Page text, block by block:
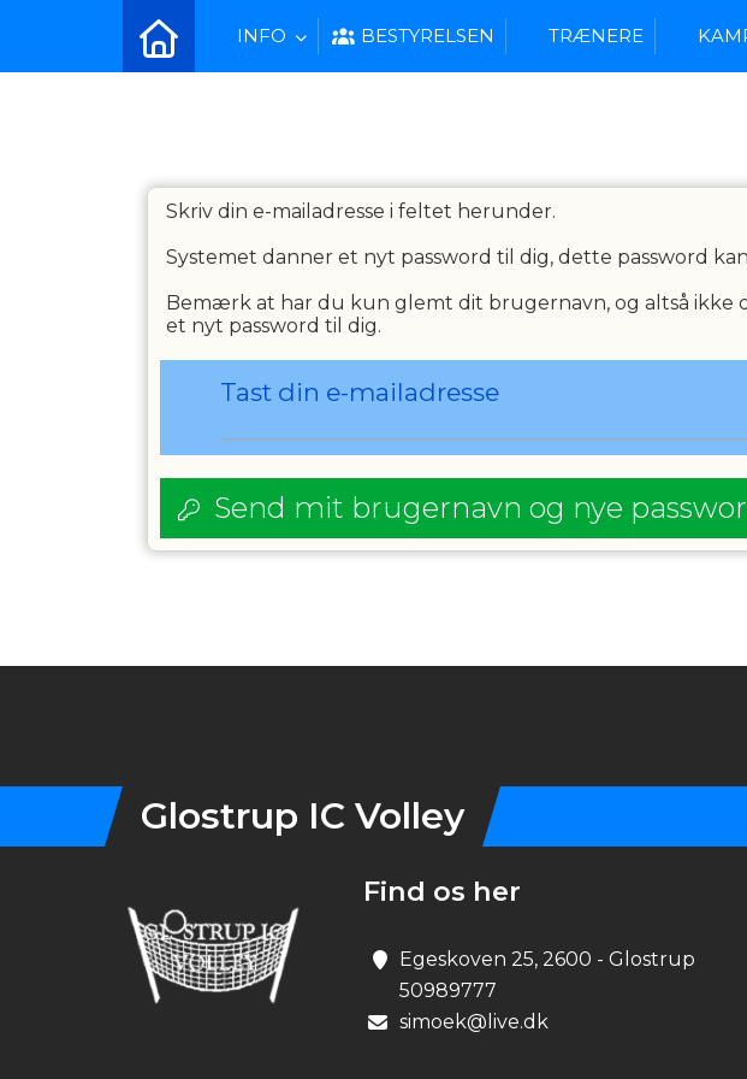
INFO BESTYRELSEN TRÆNERE
Skriv din e-mailadresse i feltet herunder.
Systemet danner et nyt password til dig, dette password
Bemærk at har du kun glemt dit brugernavn, og altså ikke
et nyt password til dig.
Tast din e-mailadresse
Send mit brugernavn og nye
Glostrup IC Volley
Find os her
Egeskoven 25, 2600 - Glostrup
50989777
simoek@live.dk